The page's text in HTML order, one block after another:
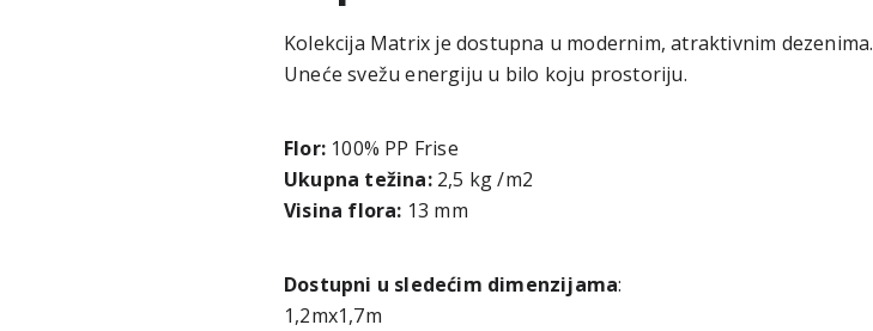
Kolekcija Matrix je dostupna u modernim, atraktivnim dezenima.
Uneće svežu energiju u bilo koju prostoriju.
Flor: 100% PP Frise
Ukupna težina:2,5 kg /m2
Visina flora: 13 mm
Dostupni u sledećim dimenzijama:
1,2mx1,7m